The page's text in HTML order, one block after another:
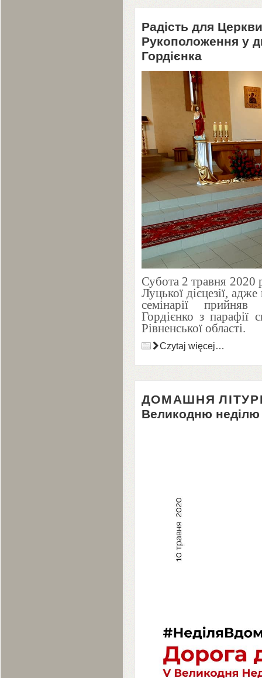
Радість для Церкви
Рукоположення у
Гордієнка
Субота 2 травня 2020
Луцької дієцезії,
семінарії
Гордієнко з парафії
Рівненської області.
Czytaj więcej…
ДОМАШНЯ
Великодню неділю